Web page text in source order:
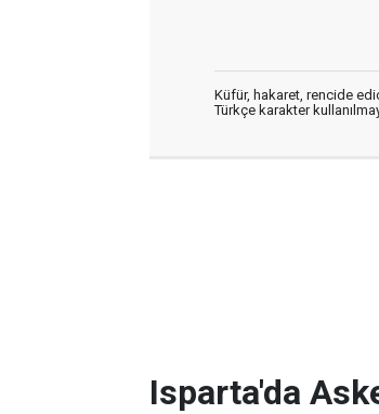
Küfür, hakaret, rencide
Türkçe karakter
Isparta'da